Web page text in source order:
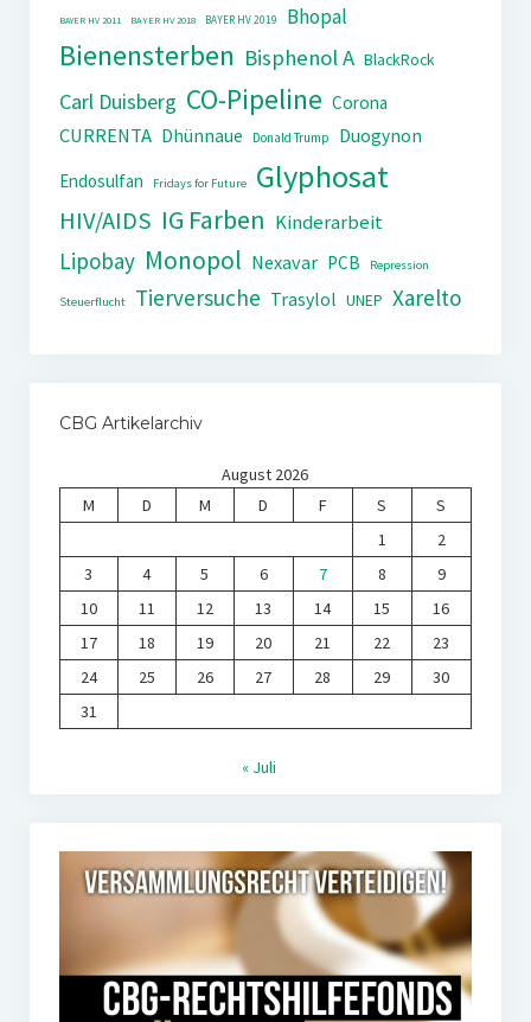
BAYER HV 2011 BAYER HV 2018 BAYER HV 2019 Bhopal
Bienensterben Bisphenol A BlackRock
Carl Duisberg CO-Pipeline Corona
CURRENTA Dhünnaue Donald Trump
Duogynon
Endosulfan
Fridays for Future Glyphosat
HIV/AIDS IG Farben Kinderarbeit
Lipobay Monopol Nexavar PCB Repression
Steuerflucht Tierversuche Trasylol UNEP Xarelto
CBG Artikelarchiv
August 2026
M
D M D F S
S
1
2
3
4 5 6 7 8
9
10
11 12 13 14 15
16
17
18 19 20 21 22
23
24
25 26 27 28 29
30
31
« Juli